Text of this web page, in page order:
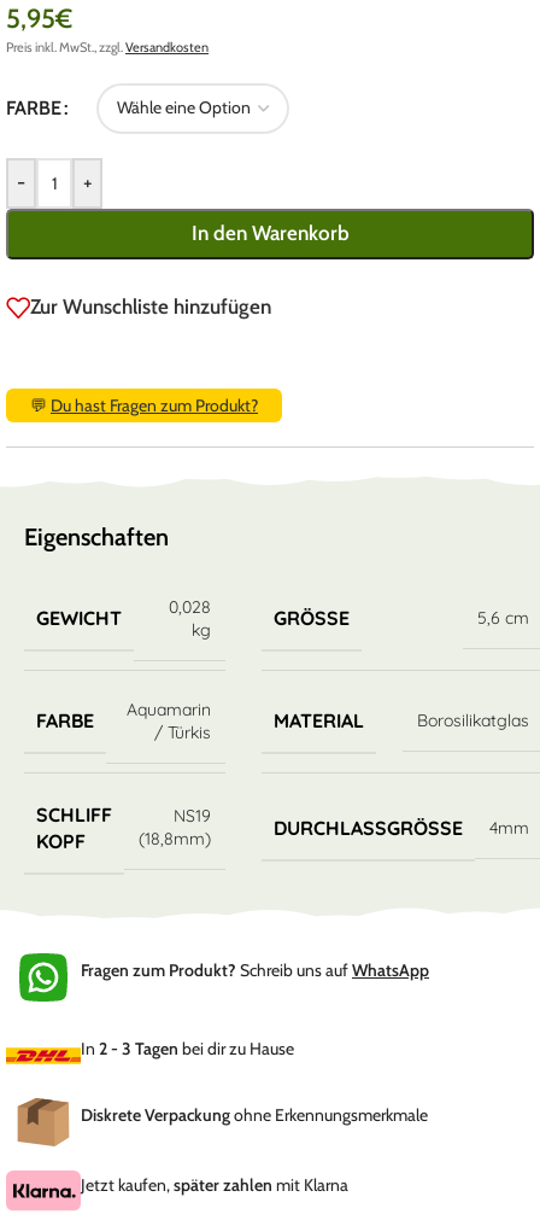
5,95€
Preis inkl. MwSt., zzgl.Versandkosten
FARBE
- +
In den Warenkorb
Zur Wunschliste hinzufügen
💬 Du hast Fragen zum Produkt?
Eigenschaften
GEWICHT
0,028
kg
GRÖSSE 5,6 cm
FARBE
Aquamarin
/ Türkis
MATERIAL Borosilikatglas
SCHLIFF
KOPF
NS19
(18,8mm)
DURCHLASSGRÖSSE 4mm
Fragen zum Produkt? Schreib uns aufWhatsApp
In 2 - 3 Tagen bei dir zu Hause
Diskrete Verpackungohne Erkennungsmerkmale
Jetzt kaufen,später zahlen mit Klarna